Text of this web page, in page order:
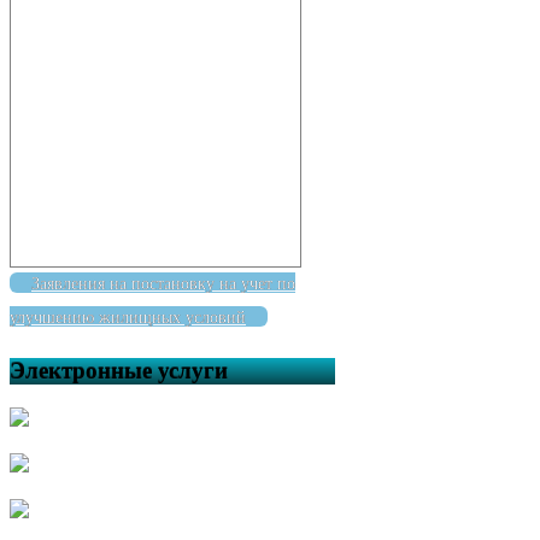
Заявления на постановку на учет по
улучшению жилищных условий
Электронные услуги